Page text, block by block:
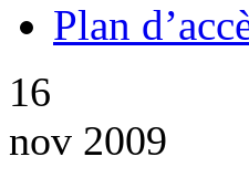
Plan
16
nov 2009